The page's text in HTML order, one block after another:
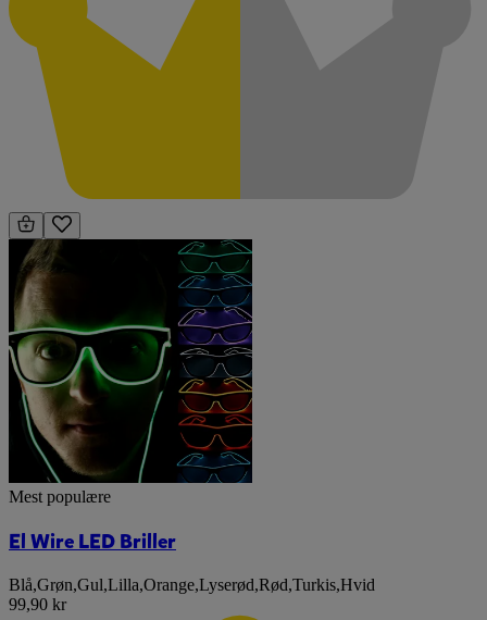
Mest populære
El Wire LED Briller
Blå,Grøn,Gul,Lilla,Orange,Lyserød,Rød,Turkis,Hvid
99,90 kr